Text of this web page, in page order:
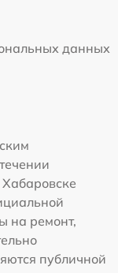
данных
на ремонт,
публичной